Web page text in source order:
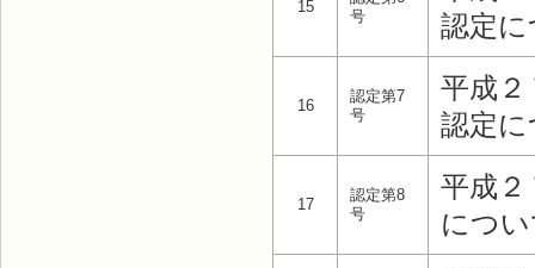
15
号
認定
16
認定第7
号
平成２
認定
17
認定第8
号
平成２
につ